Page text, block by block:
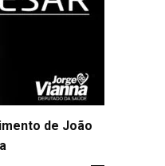
de João